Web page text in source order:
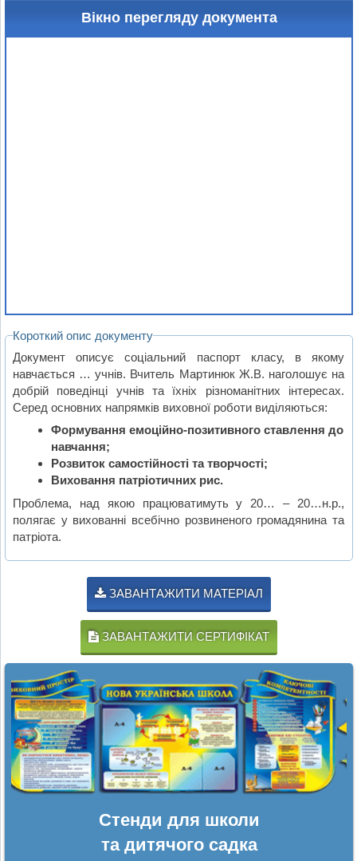
Вікно перегляду документа
Короткий опис документу
Документ описує соціальний паспорт класу, в якому
навчається … учнів. Вчитель Мартинюк Ж.В. наголошує на
добрій поведінці учнів та їхніх різноманітних інтересах.
Серед основних напрямків виховної роботи виділяються:
Формування емоційно-позитивного ставлення до
навчання;
Розвиток самостійності та творчості;
Виховання патріотичних рис.
Проблема, над якою працюватимуть у 20… – 20…н.р.,
полягає у вихованні всебічно розвиненого громадянина та
патріота.
ЗАВАНТАЖИТИ МАТЕРІАЛ
ЗАВАНТАЖИТИ СЕРТИФІКАТ
Стенди для школи
та дитячого садка